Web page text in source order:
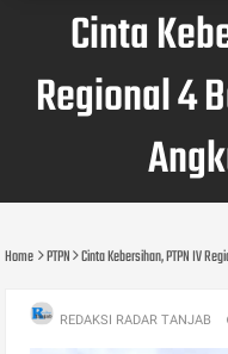
Cinta
Regional 4
Home PTPN Cinta Kebersihan, PTPN IV
REDAKSI RADAR TANJAB